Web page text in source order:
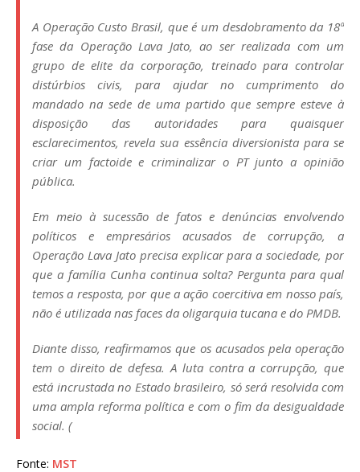
A Operação Custo Brasil, que é um desdobramento da 18ª
fase da Operação Lava Jato, ao ser realizada com um
grupo de elite da corporação, treinado para controlar
distúrbios civis, para ajudar no cumprimento do
mandado na sede de uma partido que sempre esteve à
disposição das autoridades para quaisquer
esclarecimentos, revela sua essência diversionista para se
criar um factoide e criminalizar o PT junto a opinião
pública.
Em meio à sucessão de fatos e denúncias envolvendo
políticos e empresários acusados de corrupção, a
Operação Lava Jato precisa explicar para a sociedade, por
que a família Cunha continua solta? Pergunta para qual
temos a resposta, por que a ação coercitiva em nosso país,
não é utilizada nas faces da oligarquia tucana e do PMDB.
Diante disso, reafirmamos que os acusados pela operação
tem o direito de defesa. A luta contra a corrupção, que
está incrustada no Estado brasileiro, só será resolvida com
uma ampla reforma política e com o fim da desigualdade
social. (
Fonte: MST